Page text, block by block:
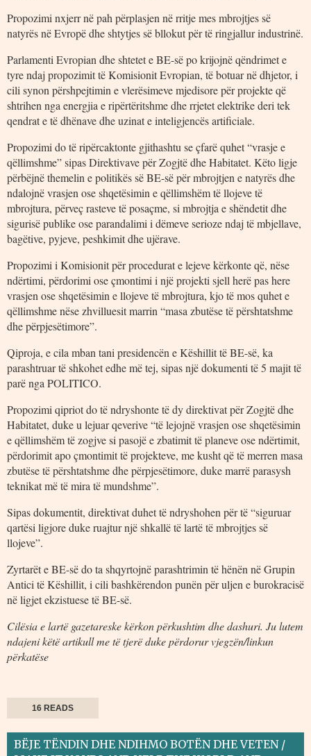
Propozimi nxjerr në pah përplasjen në rritje mes mbrojtjes së
natyrës në Evropë dhe shtytjes së bllokut për të ringjallur industrinë.
Parlamenti Evropian dhe shtetet e BE-së po krijojnë qëndrimet e
tyre ndaj propozimit të Komisionit Evropian, të botuar në dhjetor, i
cili synon përshpejtimin e vlerësimeve mjedisore për projekte që
shtrihen nga energjia e ripërtëritshme dhe rrjetet elektrike deri tek
qendrat e të dhënave dhe uzinat e inteligjencës artificiale.
Propozimi do të ripërcaktonte gjithashtu se çfarë quhet “vrasje e
qëllimshme” sipas Direktivave për Zogjtë dhe Habitatet. Këto ligje
përbëjnë themelin e politikës së BE-së për mbrojtjen e natyrës dhe
ndalojnë vrasjen ose shqetësimin e qëllimshëm të llojeve të
mbrojtura, përveç rasteve të posaçme, si mbrojtja e shëndetit dhe
sigurisë publike ose parandalimi i dëmeve serioze ndaj të mbjellave,
bagëtive, pyjeve, peshkimit dhe ujërave.
Propozimi i Komisionit për procedurat e lejeve kërkonte që, nëse
ndërtimi, përdorimi ose çmontimi i një projekti sjell herë pas here
vrasjen ose shqetësimin e llojeve të mbrojtura, kjo të mos quhet e
qëllimshme nëse zhvilluesit marrin “masa zbutëse të përshtatshme
dhe përpjesëtimore”.
Qiproja, e cila mban tani presidencën e Këshillit të BE-së, ka
parashtruar të shkohet edhe më tej, sipas një dokumenti të 5 majit të
parë nga POLITICO.
Propozimi qipriot do të ndryshonte të dy direktivat për Zogjtë dhe
Habitatet, duke u lejuar qeverive “të lejojnë vrasjen ose shqetësimin
e qëllimshëm të zogjve si pasojë e zbatimit të planeve ose ndërtimit,
përdorimit apo çmontimit të projekteve, me kusht që të merren masa
zbutëse të përshtatshme dhe përpjesëtimore, duke marrë parasysh
teknikat më të mira të mundshme”.
Sipas dokumentit, direktivat duhet të ndryshohen për të “siguruar
qartësi ligjore duke ruajtur një shkallë të lartë të mbrojtjes së
llojeve”.
Zyrtarët e BE-së do ta shqyrtojnë parashtrimin të hënën në Grupin
Antici të Këshillit, i cili bashkërendon punën për uljen e burokracisë
në ligjet ekzistuese të BE-së.
Cilësia e lartë gazetareske kërkon përkushtim dhe dashuri. Ju lutem
ndajeni këtë artikull me të tjerë duke përdorur vjegzën/linkun
përkatëse
16 READS
BËJE TËNDIN DHE NDIHMO BOTËN DHE VETEN /